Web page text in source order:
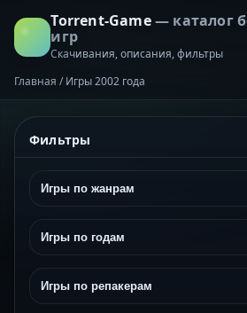
Torrent-Game— каталог
игр
Скачивания, описания, фильтры
Главная / Игры 2002 года
Фильтры
Игры по жанрам
Игры по годам
Игры по репакерам